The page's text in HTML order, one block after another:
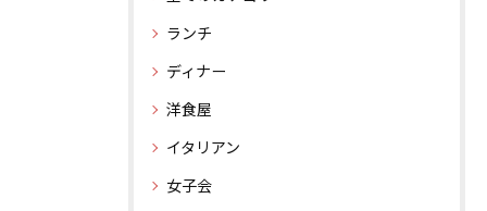
ランチ
ディナー
洋食屋
イタリアン
女子会